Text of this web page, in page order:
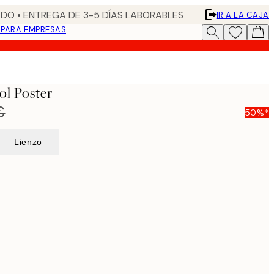
• ENTREGA DE 3-5 DÍAS LABORABLES
IR A LA CAJA
PARA EMPRESAS
Poster
50%*
Lienzo